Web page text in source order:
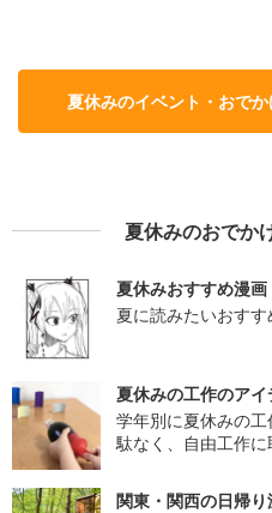
夏休みのイベント・おで
夏休みのおでか
夏休みおすすめ漫画
夏に読みたいおす
夏休みの工作のアイ
学年別に夏休みの
駄なく、自由工作に
関東・関西の日帰り